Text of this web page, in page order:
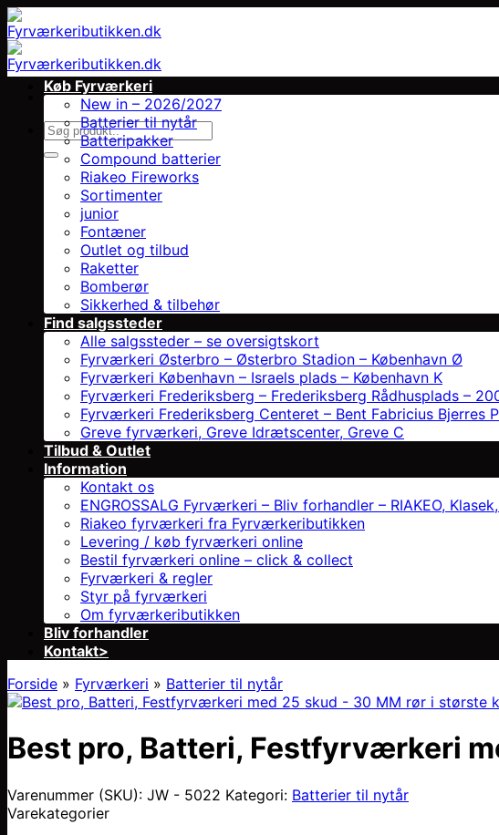
Fortsæt
til
indhold
Søg
efter:
Køb Fyrværkeri
New in – 2026/2027
Batterier til nytår
Batteripakker
Compound batterier
Riakeo Fireworks
Sortimenter
junior
Fontæner
Outlet og tilbud
Raketter
Bomberør
Sikkerhed & tilbehør
Find salgssteder
Alle salgssteder – se oversigtskort
Fyrværkeri Østerbro – Østerbro Stadion – København Ø
Fyrværkeri København – Israels plads – København K
Fyrværkeri Frederiksberg – Frederiksberg Rådhusplads –
Fyrværkeri Frederiksberg Centeret – Bent Fabricius Bjerres
Greve fyrværkeri, Greve Idrætscenter, Greve C
Tilbud & Outlet
Information
Kontakt os
ENGROSSALG Fyrværkeri – Bliv forhandler – RIAKEO,
Riakeo fyrværkeri fra Fyrværkeributikken
Levering / køb fyrværkeri online
Bestil fyrværkeri online – click & collect
Fyrværkeri & regler
Styr på fyrværkeri
Om fyrværkeributikken
Bliv forhandler
Kontakt>
Forside » Fyrværkeri » Batterier til nytår
Best pro, Batteri, Festfyrværkeri
Varenummer (SKU): JW - 5022 Kategori: Batterier til nytår
Varekategorier